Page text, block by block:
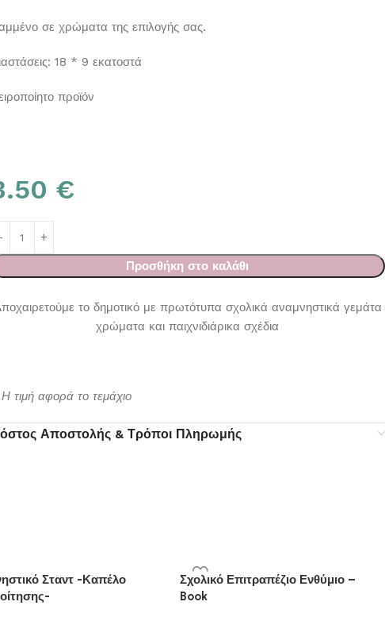
σε χρώματα της επιλογής σας.
18 * 9 εκατοστά
προϊόν
€
Προσθήκη στο καλάθι
το δημοτικό με πρωτότυπα σχολικά αναμνηστικά γεμάτα
χρώματα και παιχνιδιάρικα σχέδια
Η τιμή αφορά το τεμάχιο
Αποστολής & Τρόποι Πληρωμής
Σταντ -Καπέλο
Σχολικό Επιτραπέζιο Ενθύμιο –
Book